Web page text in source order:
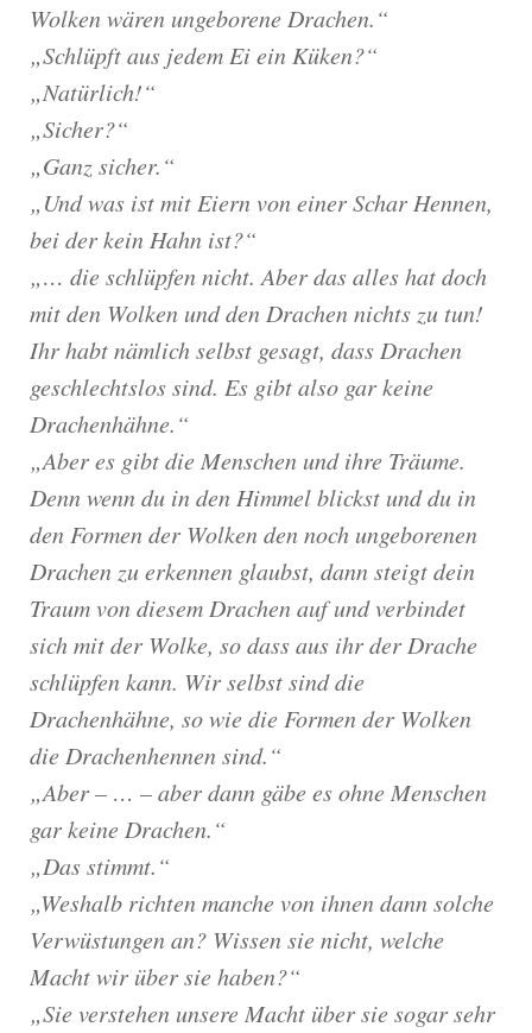
Wolken wären ungeborene Drachen.“
„Schlüpft aus jedem Ei ein Küken?“
„Natürlich!“
„Sicher?“
„Ganz sicher.“
„Und was ist mit Eiern von einer Schar Hennen,
bei der kein Hahn ist?“
„… die schlüpfen nicht. Aber das alles hat doch
mit den Wolken und den Drachen nichts zu tun!
Ihr habt nämlich selbst gesagt, dass Drachen
geschlechtslos sind. Es gibt also gar keine
Drachenhähne.“
„Aber es gibt die Menschen und ihre Träume.
Denn wenn du in den Himmel blickst und du in
den Formen der Wolken den noch ungeborenen
Drachen zu erkennen glaubst, dann steigt dein
Traum von diesem Drachen auf und verbindet
sich mit der Wolke, so dass aus ihr der Drache
schlüpfen kann. Wir selbst sind die
Drachenhähne, so wie die Formen der Wolken
die Drachenhennen sind.“
„Aber – … – aber dann gäbe es ohne Menschen
gar keine Drachen.“
„Das stimmt.“
„Weshalb richten manche von ihnen dann solche
Verwüstungen an? Wissen sie nicht, welche
Macht wir über sie haben?“
„Sie verstehen unsere Macht über sie sogar sehr